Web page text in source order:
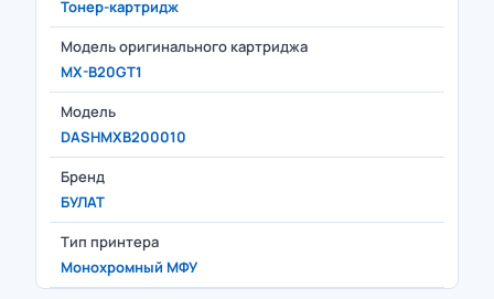
Тонер-картридж
Модель оригинального картриджа
MX-B20GT1
Модель
DASHMXB200010
Бренд
БУЛАТ
Тип принтера
Монохромный МФУ